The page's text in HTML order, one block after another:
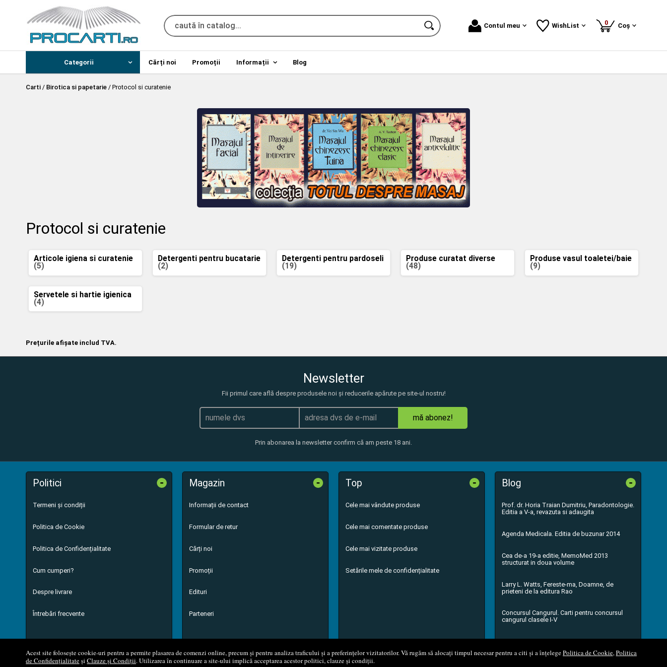
Acest site folosește cookie-uri pentru a permite plasarea de comenzi online, precum și pentru analiza traficului și a preferințelor vizitatorilor. Vă rugăm să alocați timpul necesar pentru a citi și a înțelegePolitica de Cookie,Politica
de Confidențialitateși Clauze și Condiții. Utilizarea în continuare a site-ului implică acceptarea acestor politici, clauze și condiții.
Contul meu WishList 0produse
Coș
Categorii Cărți noi Promoții Informații Blog
Carti / Birotica si papetarie / Protocol si curatenie
Protocol si curatenie
Articole igiena si curatenie
(5)
Detergenti pentru bucatarie
(2)
Detergenti pentru pardoseli
(19)
Produse curatat diverse
(48)
Produse vasul toaletei/baie
(9)
Servetele si hartie igienica
(4)
Prețurile afișate includ TVA.
Newsletter
Fii primul care află despre produsele noi și reducerile apărute pe site-ul nostru!
mă abonez!
Prin abonarea la newsletter confirm că am peste 18 ani.
Politici -
Termeni și condiții
Politica de Cookie
Politica de Confidențialitate
Cum cumperi?
Despre livrare
Întrebări frecvente
Magazin -
Informații de contact
Formular de retur
Cărți noi
Promoții
Edituri
Parteneri
Top -
Cele mai vândute produse
Cele mai comentate produse
Cele mai vizitate produse
Setările mele de confidențialitate
Blog -
Prof. dr. Horia Traian Dumitriu, Paradontologie.
Editia a V-a, revazuta si adaugita
Agenda Medicala. Editia de buzunar 2014
Cea de-a 19-a editie, MemoMed 2013
structurat in doua volume
Larry L. Watts, Fereste-ma, Doamne, de
prieteni de la editura Rao
Concursul Cangurul. Carti pentru concursul
cangurul clasele I-V